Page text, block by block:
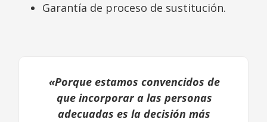
Garantía de proceso de sustitución.
«Porque estamos convencidos de
que incorporar a las personas
adecuadas es la decisión más